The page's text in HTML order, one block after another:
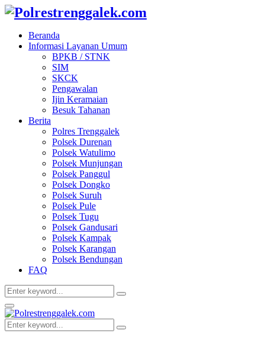
Beranda
Informasi Layanan Umum
BPKB / STNK
SIM
SKCK
Pengawalan
Ijin Keramaian
Besuk Tahanan
Berita
Polres Trenggalek
Polsek Durenan
Polsek Watulimo
Polsek Munjungan
Polsek Panggul
Polsek Dongko
Polsek Suruh
Polsek Pule
Polsek Tugu
Polsek Gandusari
Polsek Kampak
Polsek Karangan
Polsek Bendungan
FAQ
Search
for:
Search
Facebook
Twitter
Youtube
Primary
Menu
Search
for:
Search